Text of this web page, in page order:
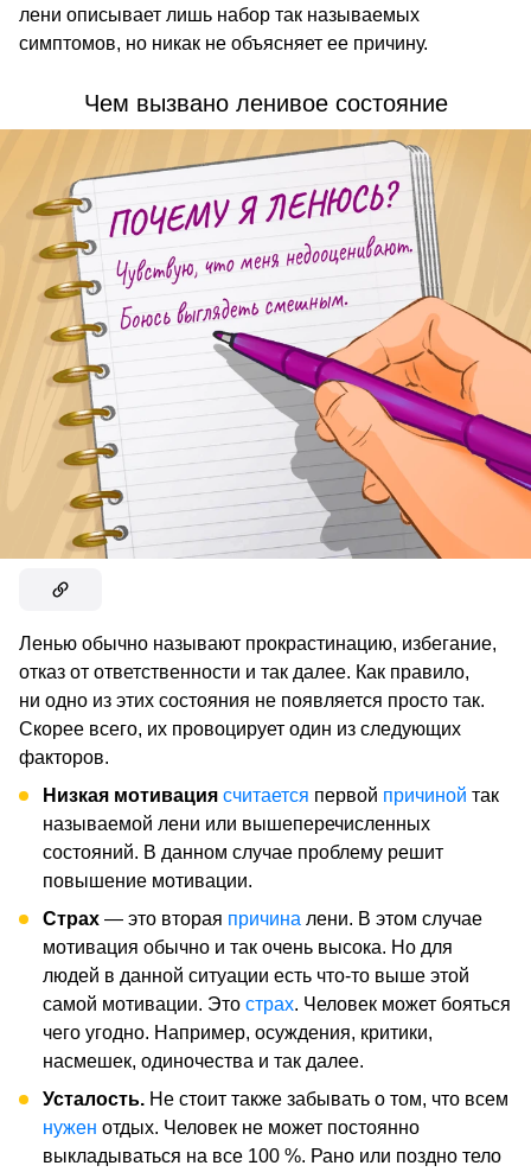
лени описывает лишь набор так называемых
симптомов, но никак не объясняет ее причину.
Чем вызвано ленивое состояние
Ленью обычно называют прокрастинацию, избегание,
отказ от ответственности и так далее. Как правило,
ни одно из этих состояния не появляется просто так.
Скорее всего, их провоцирует один из следующих
факторов.
Низкая мотивация считается первой причиной так
называемой лени или вышеперечисленных
состояний. В данном случае проблему решит
повышение мотивации.
Страх — это вторая причина лени. В этом случае
мотивация обычно и так очень высока. Но для
людей в данной ситуации есть что-то выше этой
самой мотивации. Это страх. Человек может бояться
чего угодно. Например, осуждения, критики,
насмешек, одиночества и так далее.
Усталость. Не стоит также забывать о том, что всем
нужен отдых. Человек не может постоянно
выкладываться на все 100 %. Рано или поздно тело